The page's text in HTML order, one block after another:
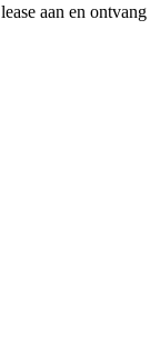
aan en ontvang